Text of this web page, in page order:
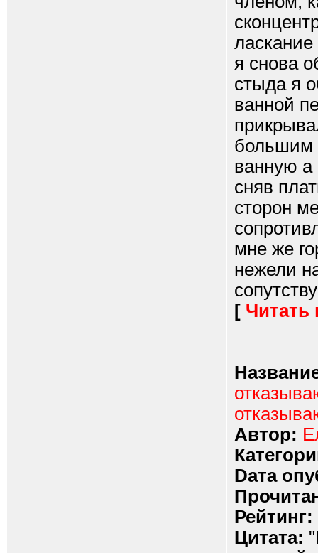
ласкание
я снова
стыда я
ванной
большим
ванную а
сняв
сторон
мне же
нежели
[ Читать
Автор:
Dата
Рейтинг:
Цитата: